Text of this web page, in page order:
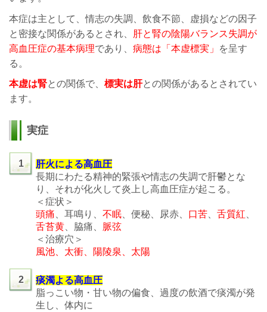
本症は主として、情志の失調、飲食不節、虚損などの因子
と密接な関係があるとされ、
肝と腎の陰陽バランス失調が
高血圧症の基本病理であり、 病態は「本虚標実」
を呈す
る。
本虚は腎との関係で、 標実は肝との関係があるとされてい
ます。
実症
1
肝火による高血圧
長期にわたる精神的緊張や情志の失調で肝鬱とな
り、それが化火して炎上し高血圧症が起こる。
＜症状＞
頭痛 、耳鳴り、 不眠 、便秘、尿赤、 口苦 舌質紅
舌苔黄 、脇痛、 脈弦
＜治療穴＞
風池、太衝、陽陵泉、太陽
2
痰濁よる高血圧
脂っこい物・甘い物の偏食、過度の飲酒で痰濁が発
生し、体内に